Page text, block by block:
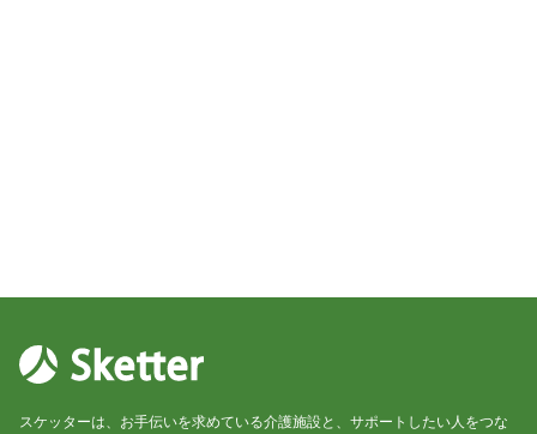
スケッターは、お手伝いを求めている介護施設と、サポートしたい人をつな